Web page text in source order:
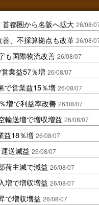
都圏から名阪へ拡大 26/08/
、不採算拠点も改革 26/08/
も国際物流改善 26/08/07
業益57％増 26/08/07
で営業益15％増 26/08/07
増で利益率改善 26/08/07
輸送増で増収増益 26/08/07
益18％増 26/08/07
送減益 26/08/07
荷主減で減益 26/08/07
増で増収増益 26/08/07
で増収増益 26/08/07